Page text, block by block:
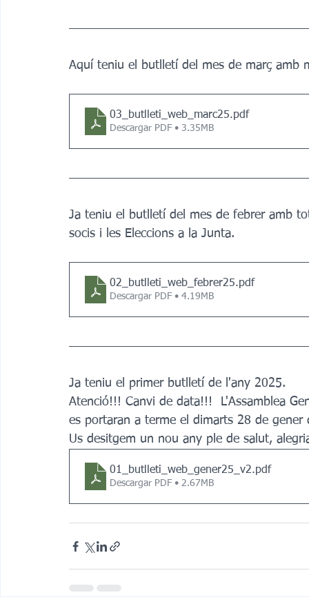
Aquí teniu el butlletí del mes de març amb
03_butlleti_web_marc25.pdf
Descargar PDF • 3.35MB
Ja teniu el butlletí del mes de febrer amb
socis i les Eleccions a la Junta.
02_butlleti_web_febrer25.pdf
Descargar PDF • 4.19MB
Ja teniu el primer butlletí de l'any 2025.
Atenció!!! Canvi de data!!!  L'Assamblea
es portaran a terme el dimarts 28 de
Us desitgem un nou any ple de salut,
01_butlleti_web_gener25_v2.pdf
Descargar PDF • 2.67MB